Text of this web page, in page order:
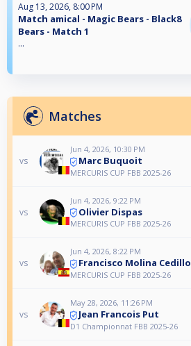
Aug 13, 2026, 8:00 PM
Match amical - Magic Bears - Black8
Bears - Match 1
...
Matches
vs
Jun 4, 2026, 10:30 PM
Marc Buquoit
MERCURIS CUP FBB 2025-26
vs
Jun 4, 2026, 9:22 PM
Olivier Dispas
MERCURIS CUP FBB 2025-26
vs
Jun 4, 2026, 8:22 PM
Francisco Molina Cedillo
MERCURIS CUP FBB 2025-26
vs
May 28, 2026, 11:26 PM
Jean Francois Put
D1 Championnat FBB 2025-26